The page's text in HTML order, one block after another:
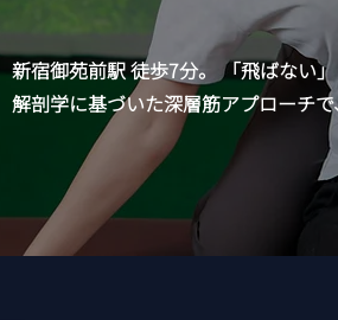
新宿御苑前駅 徒歩7分。 「飛ばない
解剖学に基づいた深層筋アプローチ